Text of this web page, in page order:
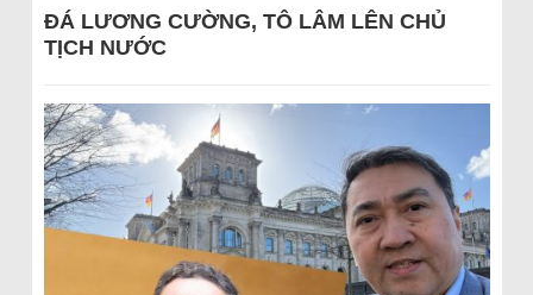
ĐÁ LƯƠNG CƯỜNG, TÔ LÂM LÊN CHỦ
TỊCH NƯỚC